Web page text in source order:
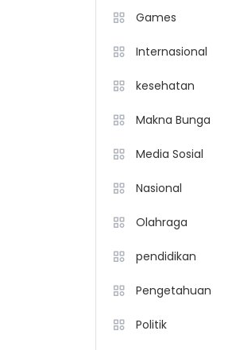
Games
Internasional
kesehatan
Makna Bunga
Media Sosial
Nasional
Olahraga
pendidikan
Pengetahuan
Politik